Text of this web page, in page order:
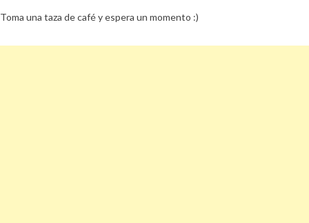
Toma una taza de café y espera un momento :)